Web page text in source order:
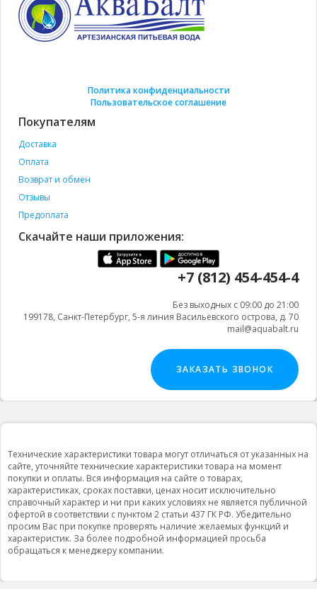
Политика конфиденциальности
Пользовательское соглашение
Покупателям
Доставка
Оплата
Возврат и обмен
Отзывы
Предоплата
Скачайте наши приложения:
+7 (812) 454-454-4
Без выходных с 09:00 до 21:00
199178, Санкт-Петербург, 5-я линия Васильевского острова, д. 70
mail@aquabalt.ru
ЗАКАЗАТЬ ЗВОНОК
Технические характеристики товара могут отличаться от указанных на
сайте, уточняйте технические характеристики товара на момент
покупки и оплаты. Вся информация на сайте о товарах,
характеристиках, сроках поставки, ценах носит исключительно
справочный характер и ни при каких условиях не является публичной
офертой в соответствии с пунктом 2 статьи 437 ГК РФ. Убедительно
просим Вас при покупке проверять наличие желаемых функций и
характеристик. За более подробной информацией просьба
обращаться к менеджеру компании.